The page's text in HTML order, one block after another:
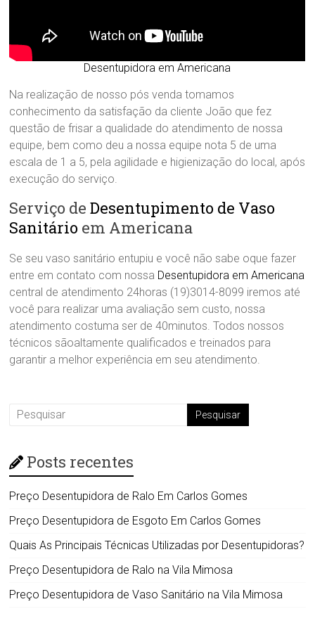
Desentupidora em Americana
Na realização de nosso pós venda tomamos
conhecimento da satisfação da cliente João que fez
questão de frisar a qualidade do atendimento de nossa
equipe, bem como deu a nossa equipe nota 5 de uma
escala de 1 a 5, pela agilidade e higienização do local, após
execução do serviço.
Serviço deDesentupimento de Vaso
Sanitário em Americana
Se seu vaso sanitário entupiu e você não sabe oque fazer
entre em contato com nossa Desentupidora em Americana
central de atendimento 24horas (19)3014-8099 iremos até
você para realizar uma avaliação sem custo, nossa
atendimento costuma ser de 40minutos. Todos nossos
técnicos sãoaltamente qualificados e treinados para
garantir a melhor experiência em seu atendimento.
Posts recentes
Preço Desentupidora de Ralo Em Carlos Gomes
Preço Desentupidora de Esgoto Em Carlos Gomes
Quais As Principais Técnicas Utilizadas por Desentupidoras?
Preço Desentupidora de Ralo na Vila Mimosa
Preço Desentupidora de Vaso Sanitário na Vila Mimosa